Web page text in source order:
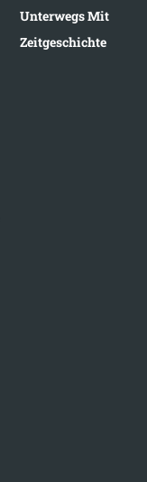
Unterwegs Mit
Zeitgeschichte